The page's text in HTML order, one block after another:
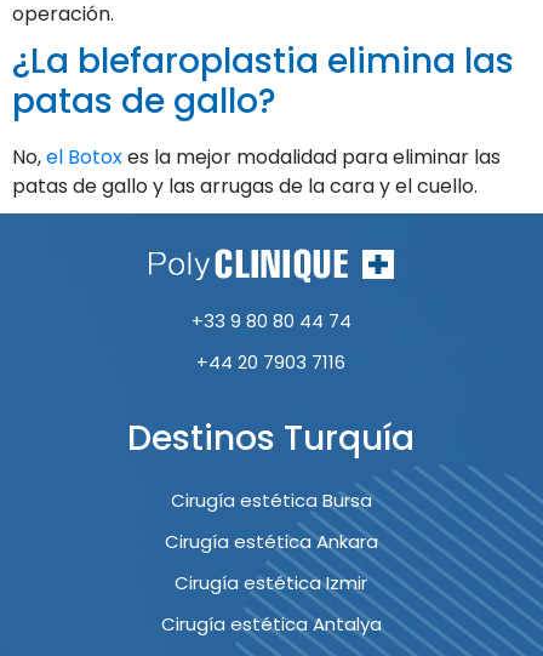
operación.
¿La blefaroplastia elimina las
patas de gallo?
No,el Botoxes la mejor modalidad para eliminar las
patas de gallo y las arrugas de la cara y el cuello.
+33 9 80 80 44 74
+44 20 7903 7116
Destinos Turquía
Cirugía estética Bursa
Cirugía estética Ankara
Cirugía estética Izmir
Cirugía estética Antalya